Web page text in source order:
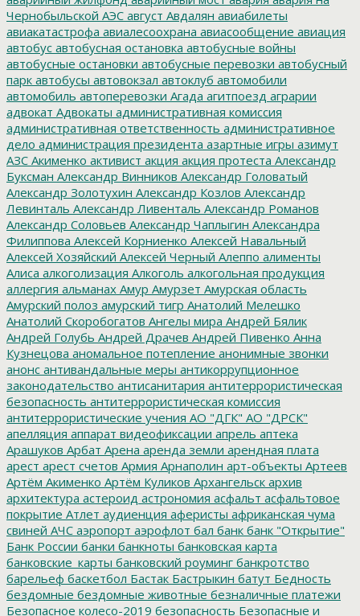
Чернобыльской АЭС август Авдалян авиабилеты
авиакатастрофа авиалесоохрана авиасообщение авиация
автобус автобусная остановка автобусные войны
автобусные остановки автобусные перевозки автобусный
парк автобусы автовокзал автоклуб автомобили
автомобиль автоперевозки Агада агитпоезд аграрии
адвокат Адвокаты административная комиссия
административная ответственность административное
дело администрация президента азартные игры азимут
АЗС Акименко активист акция акция протеста Александр
Буксман Александр Винников Александр Головатый
Александр Золотухин Александр Козлов Александр
Левинталь Александр Ливенталь Александр Романов
Александр Соловьев Александр Чаплыгин Александра
Филиппова Алексей Корниенко Алексей Навальный
Алексей Хозяйский Алексей Черный Алеппо алименты
Алиса алкоголизация Алкоголь алкогольная продукция
аллергия альманах Амур Амурзет Амурская область
Амурский полоз амурский тигр Анатолий Мелешко
Анатолий Скоробогатов Ангелы мира Андрей Бялик
Андрей Голубь Андрей Драчев Андрей Пивенко Анна
Кузнецова аномальное потепление анонимные звонки
анонс антивандальные меры антикоррупционное
законодательство антисанитария антитеррористическая
безопасность антитеррористическая комиссия
антитеррористические учения АО "ДГК" АО "ДРСК"
апелляция аппарат видеофиксации апрель аптека
Арашуков Арбат Арена аренда земли арендная плата
арест арест счетов Армия Арнаполин арт-объекты Артеев
Артём Акименко Артём Куликов Архангельск архив
архитектура астероид астрономия асфальт асфальтовое
покрытие Атлет аудиенция аферисты африканская чума
свиней АЧС аэропорт аэрофлот бал банк банк "Открытие"
Банк России банки банкноты банковская карта
банковские_карты банковский роуминг банкротство
барельеф баскетбол Бастак Бастрыкин батут Бедность
бездомные бездомные животные безналичные платежи
Безопасное колесо-2019 безопасность Безопасные и